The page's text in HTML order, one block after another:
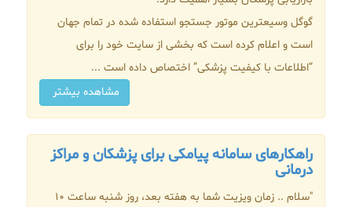
گوگل وسیعترین موتور جستجو استفاده شده در تمام جهان
است و اعلام کرده است که بخشی از سایت خود را برای
“اطلاعات با کیفیت پزشکی” اختصاص داده است ...
مشاهده بیشتر
راهکارهای سامانه پیامکی برای پزشکان و مراکز
درمانی
"سلام .. زمان ویزیت شما به هفته بعد، روز شنبه ساعت 10